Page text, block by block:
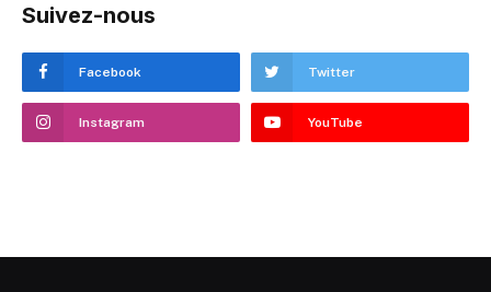
Suivez-nous
Facebook Twitter
Instagram YouTube